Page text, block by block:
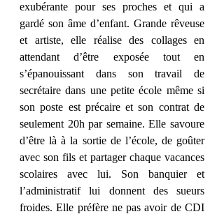
exubérante pour ses proches et qui a
gardé son âme d’enfant. Grande rêveuse
et artiste, elle réalise des collages en
attendant d’être exposée tout en
s’épanouissant dans son travail de
secrétaire dans une petite école même si
son poste est précaire et son contrat de
seulement 20h par semaine. Elle savoure
d’être là à la sortie de l’école, de goûter
avec son fils et partager chaque vacances
scolaires avec lui. Son banquier et
l’administratif lui donnent des sueurs
froides. Elle préfère ne pas avoir de CDI